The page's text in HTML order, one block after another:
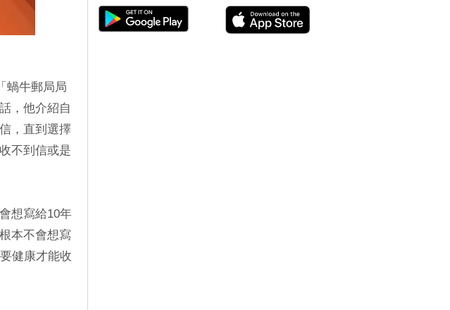
蝸牛郵局局
，他介紹自
，直到選擇
不到信或是
想寫給10年
本不會想寫
健康才能收